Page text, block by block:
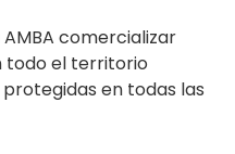
comercializar
el territorio
en todas las